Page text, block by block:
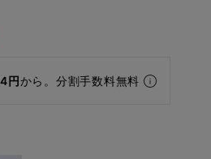
円から。分割手数料無料